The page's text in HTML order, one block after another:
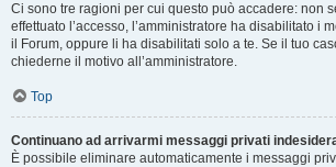
Ci sono tre ragioni per cui questo può accadere: non
effettuato l’accesso, l’amministratore ha disabilitato i
il Forum, oppure li ha disabilitati solo a te. Se il tuo
chiederne il motivo all’amministratore.
Top
Continuano ad arrivarmi messaggi privati
È possibile eliminare automaticamente i messaggi